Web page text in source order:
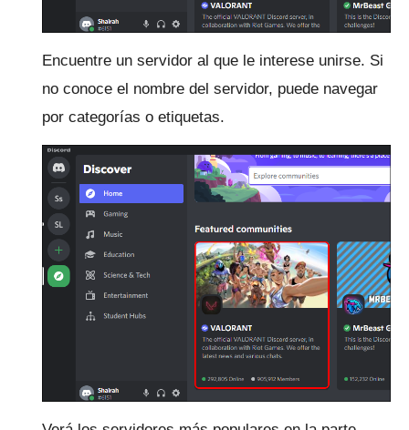
Encuentre un servidor al que le interese unirse. Si
no conoce el nombre del servidor, puede navegar
por categorías o etiquetas.